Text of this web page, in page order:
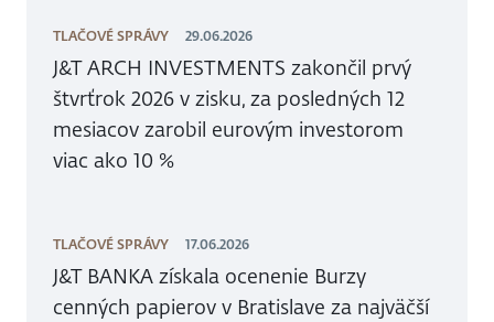
TLAČOVÉ SPRÁVY 29.06.2026
J&T ARCH INVESTMENTS zakončil prvý
štvrťrok 2026 v zisku, za posledných 12
mesiacov zarobil eurovým investorom
viac ako 10 %
TLAČOVÉ SPRÁVY 17.06.2026
J&T BANKA získala ocenenie Burzy
cenných papierov v Bratislave za najväčší